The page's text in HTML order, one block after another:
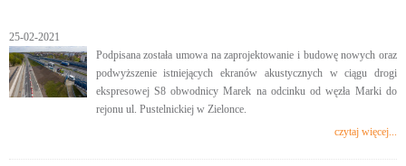
25-02-2021
Podpisana została umowa na zaprojektowanie i budowę nowych oraz
podwyższenie istniejących ekranów akustycznych w ciągu drogi
ekspresowej S8 obwodnicy Marek na odcinku od węzła Marki do
rejonu ul. Pustelnickiej w Zielonce.
czytaj więcej...